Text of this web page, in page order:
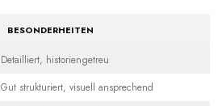
BESONDERHEITEN
Detailliert, ⁢historiengetreu
Gut strukturiert, visuell ansprechend